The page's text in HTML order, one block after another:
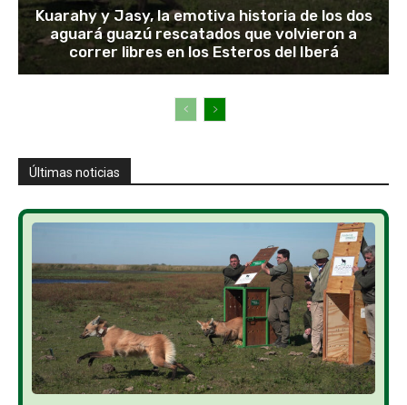
Kuarahy y Jasy, la emotiva historia de los dos
aguará guazú rescatados que volvieron a
correr libres en los Esteros del Iberá
Últimas noticias